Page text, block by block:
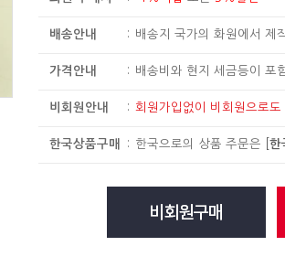
배송안내 : 배송지 국가의 화원에서 제
가격안내 : 배송비와 현지 세금등이 포
비회원안내 : 회원가입없이 비회원으로도
한국상품구매 : 한국으로의 상품 주문은 한